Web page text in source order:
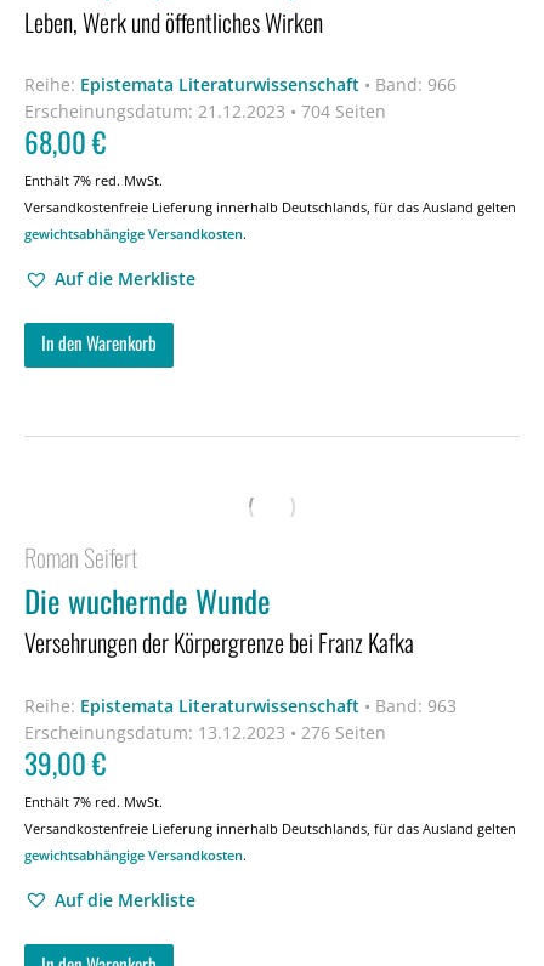
Leben, Werk und öffentliches Wirken
Reihe: Epistemata Literaturwissenschaft • Band: 966
Erscheinungsdatum: 21.12.2023 • 704 Seiten
68,00€
Enthält 7% red. MwSt.
Versandkostenfreie Lieferung innerhalb Deutschlands, für das Ausland gelten
gewichtsabhängige Versandkosten.
Auf die Merkliste
In den Warenkorb
Roman Seifert
Die wuchernde Wunde
Versehrungen der Körpergrenze bei Franz Kafka
Reihe: Epistemata Literaturwissenschaft • Band: 963
Erscheinungsdatum: 13.12.2023 • 276 Seiten
39,00€
Enthält 7% red. MwSt.
Versandkostenfreie Lieferung innerhalb Deutschlands, für das Ausland gelten
gewichtsabhängige Versandkosten.
Auf die Merkliste